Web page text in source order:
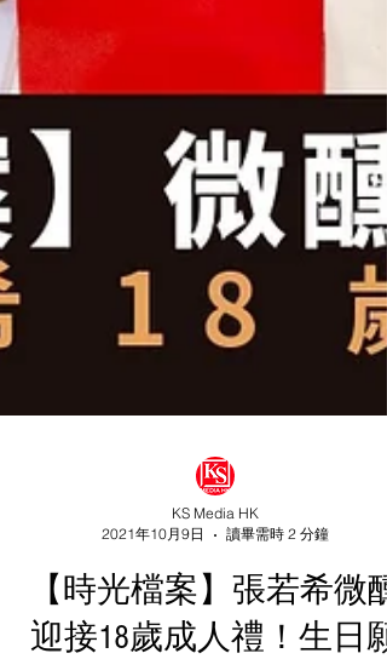
2021年10月9日
讀畢需時 2 分鐘
【時光檔案】張若希微醺